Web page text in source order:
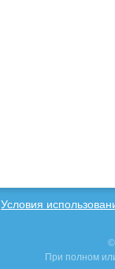
Условия
©
При полном